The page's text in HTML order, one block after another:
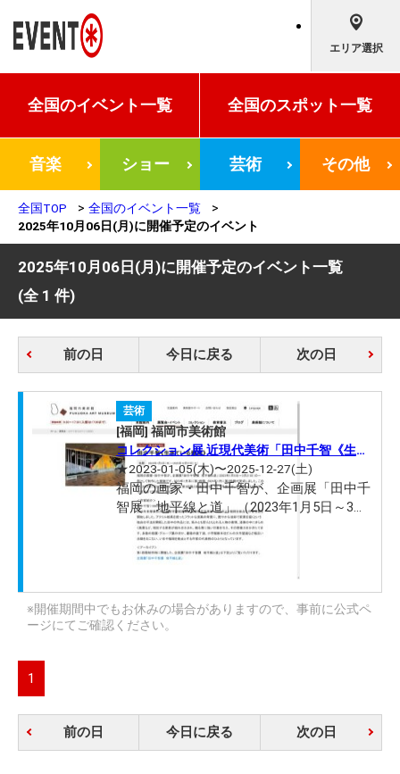
エリア選択
全国のイベント一覧 全国のスポット一覧
音楽 ショー 芸術 その他
全国TOP
全国のイベント一覧
2025年10月06日(月)に開催予定のイベント
2025年10月06日(月)に開催予定のイベント一覧
(全 1 件)
前の日 今日に戻る 次の日
芸術
[福岡] 福岡市美術館
コレクション展 近現代美術「田中千智《生き
ている壁画》」
★2023-01-05(木)〜2025-12-27(土)
福岡の画家・田中千智が、企画展「田中千
智展 地平線と道」（2023年1月5日～3月
21日）の一部として制作した壁画です。
2023年1月末に第1段階、2024年1月に第2
段階が完成しました。この後、2025年1月
に加筆をおこない、第3段階と画面が変化
していく予定です。最終的には2025年12
月末まで展...
※開催期間中でもお休みの場合がありますので、事前に公式ペ
ージにてご確認ください。
1
前の日 今日に戻る 次の日